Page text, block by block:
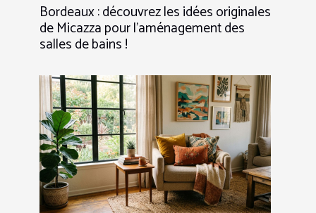
Bordeaux : découvrez les idées originales
de Micazza pour l’aménagement des
salles de bains !